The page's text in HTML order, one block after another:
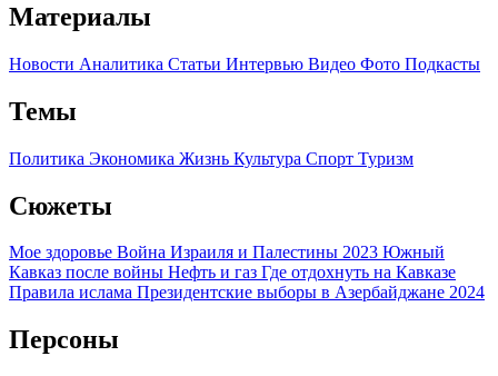
Материалы
Новости Аналитика Статьи Интервью Видео Фото Подкасты
Темы
Политика Экономика Жизнь Культура Спорт Туризм
Сюжеты
Мое здоровье Война Израиля и Палестины 2023 Южный
Кавказ после войны Нефть и газ Где отдохнуть на Кавказе
Правила ислама Президентские выборы в Азербайджане 2024
Персоны